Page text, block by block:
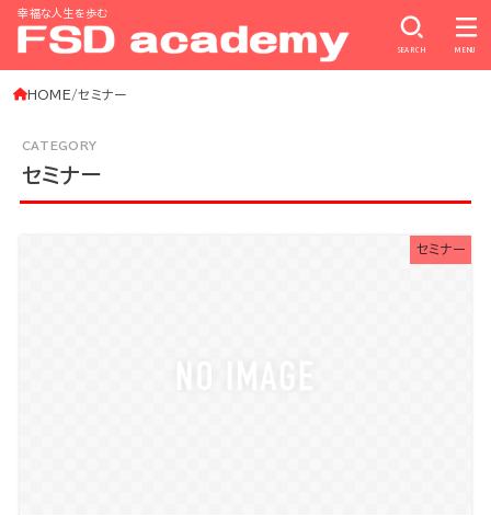
幸福な人生を歩む
SEARCH MENU
HOME セミナー
セミナー
セミナー